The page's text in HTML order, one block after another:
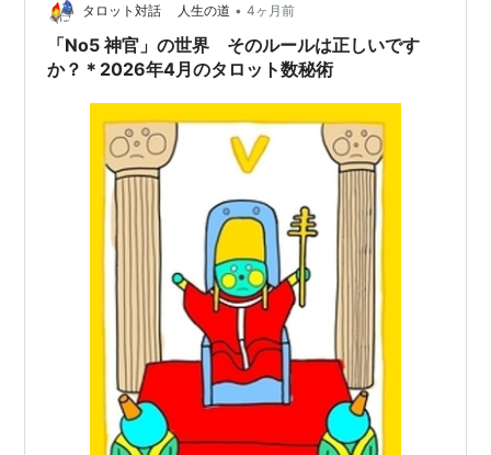
タロット対話 人生の道 • 4ヶ月前
「No5 神官」の世界 そのルールは正しいです
か？＊2026年4月のタロット数秘術